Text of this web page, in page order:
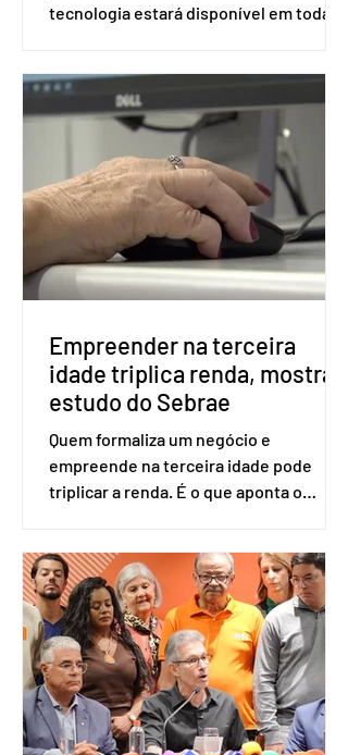
tecnologia estará disponível em todas
Apesar da requisição, a biometria não é
obrigatória para exercer o direito ao
voto. Se o título estiver regular, o
eleitor pode votar mesmo sem ter
realizado esse cadastro. Neste caso,
será exigido o documento de
identificação para acesso à urna
eletrônica. Se a urna eletrônica não
reconh
Empreender na terceira
idade triplica renda, mostra
estudo do Sebrae
Quem formaliza um negócio e
empreende na terceira idade pode
triplicar a renda. É o que aponta o
Amostra de Domicílio (PNAD Contínua),
do Serviço Brasileiro de Apoio às Micro
e Pequenas Empresas (Sebrae),
realizado a partir de dados do Instituto
Brasileiro de Geografia e Estatística
(IBGE). O estudo do Sebrae mostra que,
no quarto trimestre de 2025, os